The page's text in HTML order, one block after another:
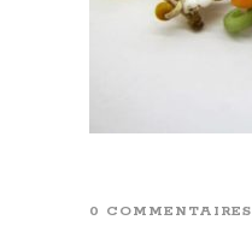
0 COMMENTAIRES